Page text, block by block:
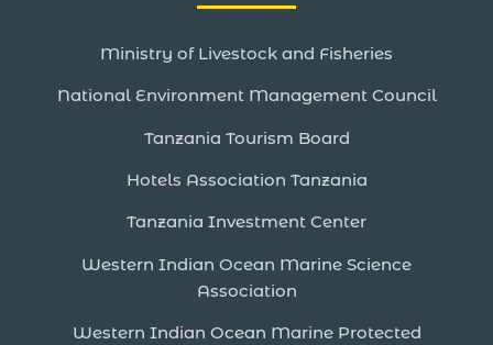
Ministry of Livestock and Fisheries
National Environment Management Council
Tanzania Tourism Board
Hotels Association Tanzania
Tanzania Investment Center
Western Indian Ocean Marine Science
Association
Western Indian Ocean Marine Protected